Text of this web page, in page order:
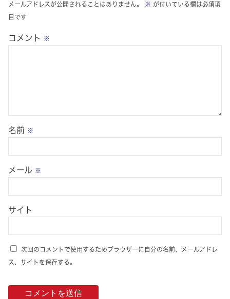
メールアドレスが公開されることはありません。 ※ が付いている欄は必須項
目です
コメント ※
名前 ※
メール ※
サイト
次回のコメントで使用するためブラウザーに自分の名前、メールアドレ
ス、サイトを保存する。